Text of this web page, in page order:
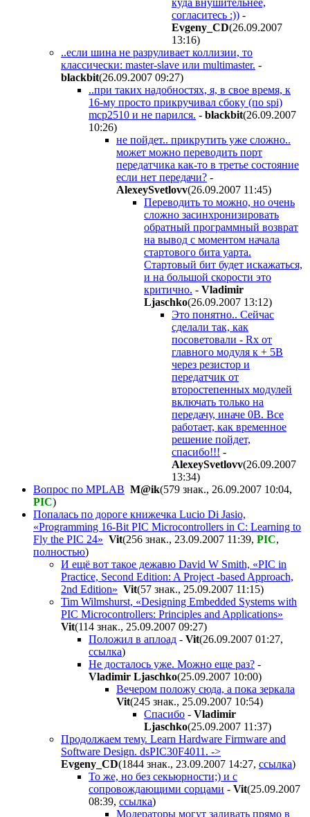
согласитесь :)) -
Evgeny_CD(26.09.2007
13:16)
..если шина не разруливает коллизии, то
классически: master-slave или multimaster. -
blackbit(26.09.2007 09:27)
..при таких надобностях, я, в свое время, к
16-му просто прикручивал сбоку (по spi)
mcp2510 и не парился. - blackbit(26.09.2007
10:26)
не пойдет.. прикрутить уже сложно..
может можно переводить порт
передатчика как-то в третье состояние
если нет передачи? -
AlexeySvetlovv(26.09.2007 11:45)
Переводить то можно, но очень
сложно засинхронизировать
обратный программный возврат
на вывод с моментом начала
стартового бита уарта.
Стартовый бит будет искажаться,
и на большой скорости это
критично. - Vladimir
Ljaschko(26.09.2007 13:12)
Это понятно.. Сейчас
сделали так, как
посоветовали - Rx от
главного модуля к + 5В
через резистор и
передатчик от
второстепенных модулей
включать только на
передачу, иначе 0В. Все
работает, как временное
решение пойдет,
спасибо!!! -
AlexeySvetlovv(26.09.2007
13:34)
Вопрос по MPLAB M@ik(579 знак., 26.09.2007 10:04,
PIC)
Попалась по дороге книжечка Lucio Di Jasio,
«Programming 16-Bit PIC Microcontrollers in C: Learning to
Fly the PIC 24» Vit(256 знак., 23.09.2007 11:39, PIC,
полностью)
И ещё вот такое дежавю David W Smith, «PIC in
Practice, Second Edition: A Project -based Approach,
2nd Edition» Vit(57 знак., 25.09.2007 11:15)
Tim Wilmshurst, «Designing Embedded Systems with
PIC Microcontrollers: Principles and Applications»
Vit(114 знак., 25.09.2007 09:27)
Положил в аплоад - Vit(26.09.2007 01:27,
ссылка)
Не досталось уже. Можно еще раз? -
Vladimir Ljaschko(25.09.2007 10:00)
Вечером положу сюда, а пока зеркала
Vit(245 знак., 25.09.2007 10:54)
Спасибо - Vladimir
Ljaschko(25.09.2007 11:37)
Продолжаем тему. Learn Hardware Firmware and
Software Design. dsPIC30F4011. ->
Evgeny_CD(1844 знак., 23.09.2007 14:27, ссылка)
То же, но без секьюрности;) и с
сопровождающими сорцами - Vit(25.09.2007
08:39, ссылка)
Модераторы могут заливать прямо в